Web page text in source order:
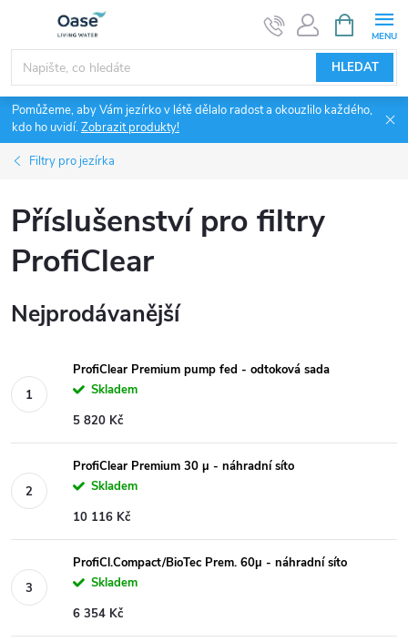
obsah
HLEDAT
NÁKUPNÍ
KOŠÍK
Pomůžeme, aby Vám jezírko v létě dělalo radost a okouzlilo každého,
kdo ho uvidí.Zobrazit produkty!
Filtry pro jezírka
Příslušenství pro filtry
ProfiClear
Nejprodávanější
ProfiClear Premium pump fed - odtoková sada
Skladem
5 820 Kč
ProfiClear Premium 30 µ - náhradní síto
Skladem
10 116 Kč
ProfiCl.Compact/BioTec Prem. 60µ - náhradní síto
Skladem
6 354 Kč